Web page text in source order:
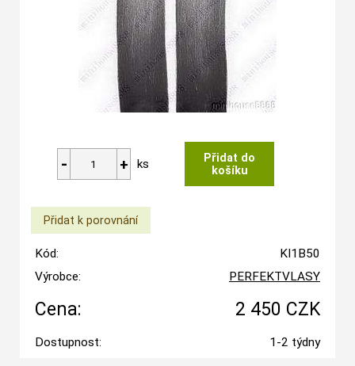
ks
Kód:
KI1B50
Výrobce:
PERFEKTVLASY
Cena: 2 450 CZK
Dostupnost: 1-2 týdny